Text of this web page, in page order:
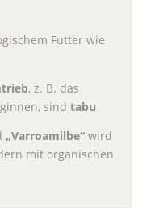
Futter wie
, z. B. das
sindtabu
„Varroamilbe“ wird
mit organischen